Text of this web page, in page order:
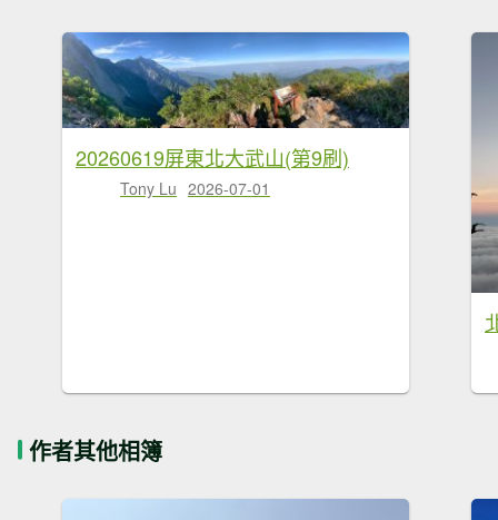
20260619屏東北大武山(第9刷)
Tony Lu 2026-07-01
作者其他相簿